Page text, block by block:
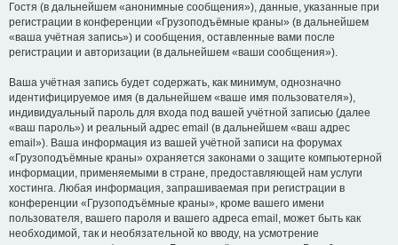
Гостя (в дальнейшем «анонимные сообщения»), данные, указанные при
регистрации в конференции «Грузоподъёмные краны» (в дальнейшем
«ваша учётная запись») и сообщения, оставленные вами после
регистрации и авторизации (в дальнейшем «ваши сообщения»).
Ваша учётная запись будет содержать, как минимум, однозначно
идентифицируемое имя (в дальнейшем «ваше имя пользователя»),
индивидуальный пароль для входа под вашей учётной записью (далее
«ваш пароль») и реальный адрес email (в дальнейшем «ваш адрес
email»). Ваша информация из вашей учётной записи на форумах
«Грузоподъёмные краны» охраняется законами о защите компьютерной
информации, применяемыми в стране, предоставляющей нам услуги
хостинга. Любая информация, запрашиваемая при регистрации в
конференции «Грузоподъёмные краны», кроме вашего имени
пользователя, вашего пароля и вашего адреса email, может быть как
необходимой, так и необязательной ко вводу, на усмотрение